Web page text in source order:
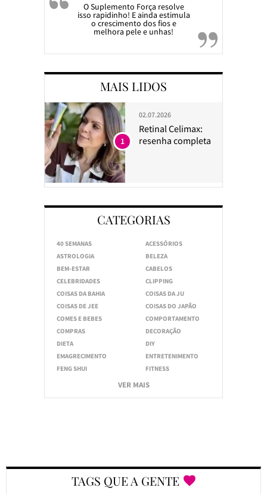
O Suplemento Força resolve
isso rapidinho! E ainda estimula
o crescimento dos fios e
melhora pele e unhas!
MAIS LIDOS
02.07.2026
Retinal Celimax:
resenha completa
1
CATEGORIAS
40 SEMANAS
ACESSÓRIOS
ASTROLOGIA
BELEZA
BEM-ESTAR
CABELOS
CELEBRIDADES
CLIPPING
COISAS DA BAHIA
COISAS DA JU
COISAS DE JEE
COISAS DO JAPÃO
COMES E BEBES
COMPORTAMENTO
COMPRAS
DECORAÇÃO
DIETA
DIY
EMAGRECIMENTO
ENTRETENIMENTO
FENG SHUI
FITNESS
VER MAIS
TAGS QUE A GENTE